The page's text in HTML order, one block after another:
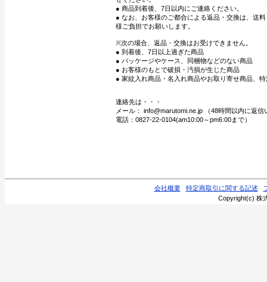
● 商品到着後、7日以内にご連絡ください。
● なお、お客様のご都合による返品・交換は、送
様ご負担でお願いします。
※次の場合、返品・交換はお受けできません。
● 到着後、7日以上過ぎた商品
● パッケージやケース、同梱物などのない商品
● お客様のもとで破損・汚損が生じた商品
● 家紋入れ商品・名入れ商品やお取り寄せ商品、
連絡先は・・・
メール： info@marutomi.ne.jp （48時間以内に返信
電話：0827-22-0104(am10:00～pm6:00まで）
会社概要 特定商取引に関する記述
Copyright(c) 株